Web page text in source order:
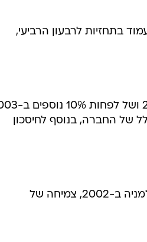
בתחזיות לרבעון הרביעי,
של החברה, בנוסף לחיסכון
אנליסטים צופים עתה כי החברה תרשום רווח של 1.57 דולרים למניה ב-2002, צמיחה של